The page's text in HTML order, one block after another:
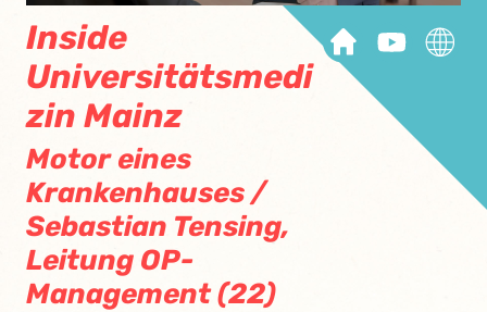
Inside
Universitätsmedi
zin Mainz
Motor eines
Krankenhauses /
Sebastian Tensing,
Leitung OP-
Management (22)